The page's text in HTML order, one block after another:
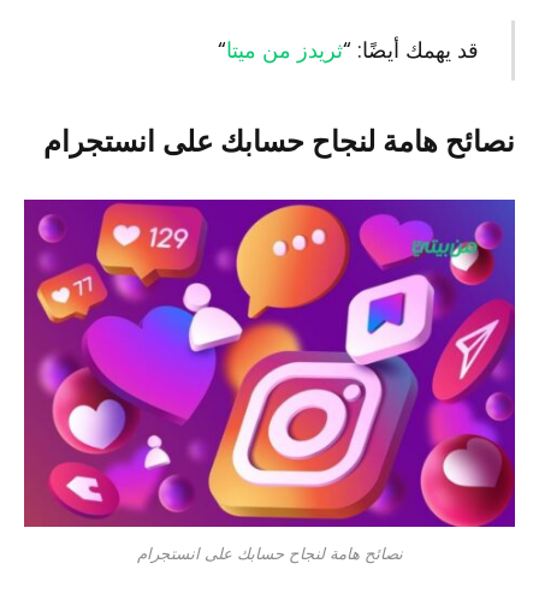
قد يهمك أيضًا: “ثريدز من ميتا“
نصائح هامة لنجاح حسابك على انستجرام
نصائح هامة لنجاح حسابك على انستجرام